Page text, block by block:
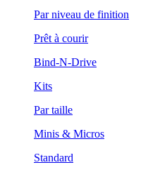
Par niveau de finition
Prêt à courir
Bind-N-Drive
Kits
Par taille
Minis & Micros
Standard